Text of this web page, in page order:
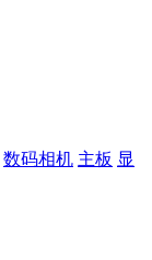
数码相机 主板 显